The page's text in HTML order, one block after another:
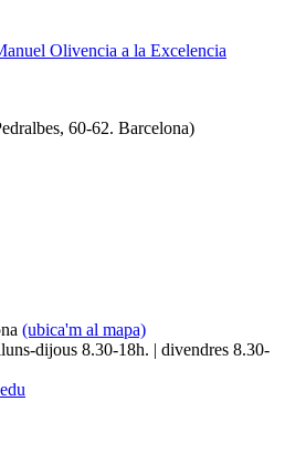
Olivencia a la Excelencia
60-62. Barcelona)
(ubica'm al mapa)
dijous 8.30-18h. | divendres 8.30-